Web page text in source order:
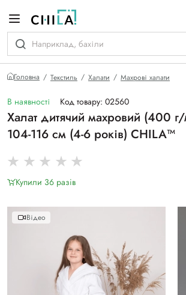
Головна Текстиль Халати Махрові халати
В наявності Код товару: 02560
Халат дитячий махровий (400
104-116 см (4-6 років) CHILA™
Купили 36 разiв
Відео
гамі